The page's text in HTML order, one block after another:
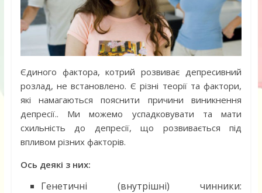
Єдиного фактора, котрий розвиває депресивний
розлад, не встановлено. Є різні теорії та фактори,
які намагаються пояснити причини виникнення
депресії.. Ми можемо успадковувати та мати
схильність до депресії, що розвивається під
впливом різних факторів.
Ось деякі з них:
Генетичні (внутрішні) чинники: